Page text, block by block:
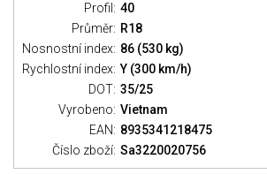
Profil: 40
Průměr: R18
Nosnostní index: 86 (530 kg)
Rychlostní index: Y (300 km/h)
DOT: 35/25
Vyrobeno: Vietnam
EAN: 8935341218475
Číslo zboží: Sa3220020756